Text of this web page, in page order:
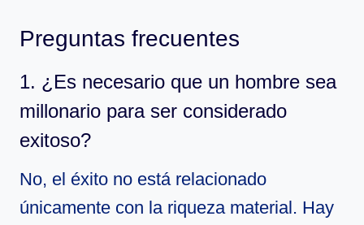
Preguntas frecuentes
1. ¿Es necesario que un hombre sea
millonario para ser considerado
exitoso?
No, el éxito no está relacionado
únicamente con la riqueza material. Hay